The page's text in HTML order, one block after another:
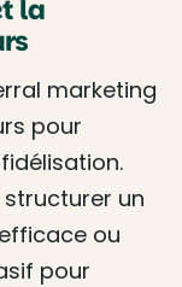
la
marketing
pour
un
ou
pour